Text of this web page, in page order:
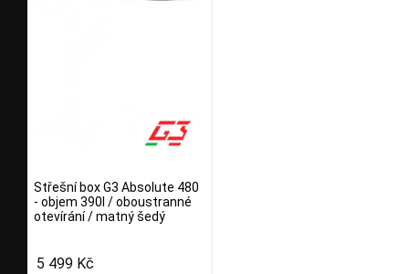
Střešní box G3 Absolute 480
- objem 390l / oboustranné
otevírání / matný šedý
5 499 Kč